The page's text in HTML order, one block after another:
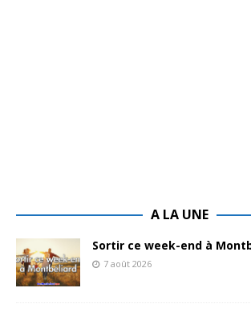
A LA UNE
Sortir ce week-end à
7 août 2026